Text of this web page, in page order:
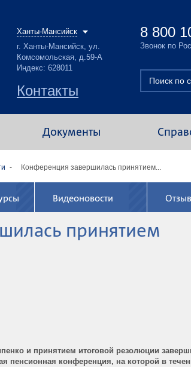
Ханты-Мансийск
г. Ханты-Мансийск, ул.
Комсомольская, д.59-А
Индекс: 628011
Контакты
8 800
Звонок по
Документы
Конференция завершилась принятием...
Видеоновости
принятием
и принятием итоговой резолюции
пенсионная конференция, на которой в